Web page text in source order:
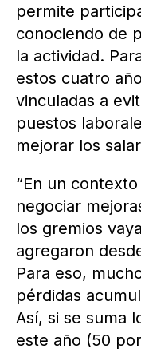
permite
conociendo de
la actividad.
estos cuatro
vinculadas a
puestos
mejorar los
“En un
negociar
los gremios
agregaron
Para eso,
pérdidas
Así, si se suma
este año (50